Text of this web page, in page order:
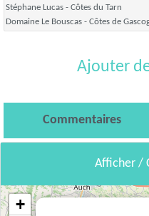
Stéphane Lucas - Côtes du Tarn
Domaine Le Bouscas - Côtes de
Ajouter
Commentaires
Afficher /
+